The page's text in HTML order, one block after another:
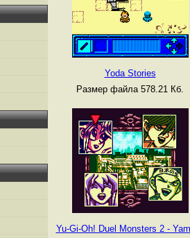
Yoda Stories
Размер файла 578.21 Кб.
Yu-Gi-Oh! Duel Monsters 2 -